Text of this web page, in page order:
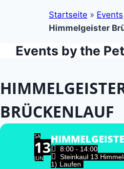
Startseite » Events
Himmelgeister
ZumEvents by the
BRÜCKENLAUF
SA
13
JUN
8:00 - 14:00
Steinkaul 13
1) Laufen